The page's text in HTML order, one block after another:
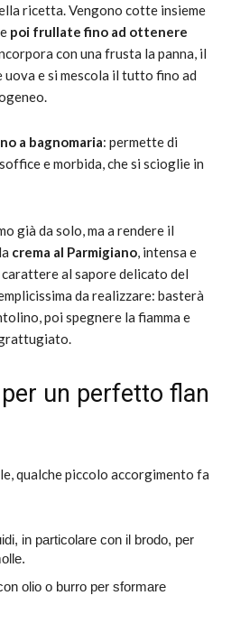
ricetta. Vengono cotte insieme
poi frullate fino ad ottenere
con una frusta la panna, il
e si mescola il tutto fino ad
a bagnomaria: permette di
e morbida, che si scioglie in
già da solo, ma a rendere il
crema al Parmigiano, intensa e
al sapore delicato del
da realizzare: basterà
poi spegnere la fiamma e
un perfetto flan
qualche piccolo accorgimento fa
in particolare con il brodo, per
olio o burro per sformare